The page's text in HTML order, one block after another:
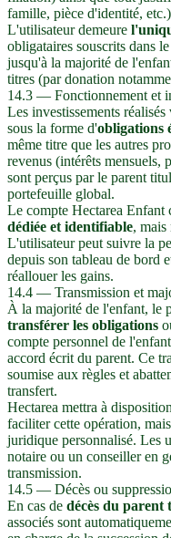
famille, pièce d'identité,
L'utilisateur demeure
obligataires souscrits dans
jusqu'à la majorité de
titres (par donation
14.3 — Fonctionnement et
Les investissements
sous la forme d'obligations
même titre que les autres
revenus (intérêts mensuels,
sont perçus par le parent
portefeuille global.
Le compte Hectarea Enfant
dédiée et identifiable, mais
L'utilisateur peut suivre la
depuis son tableau de bord
réallouer les gains.
14.4 — Transmission et
À la majorité de l'enfant, le
transférer les obligations
compte personnel de
accord écrit du parent. Ce
soumise aux règles et
transfert.
Hectarea mettra à
faciliter cette opération,
juridique personnalisé. Les
notaire ou un conseiller en
transmission.
14.5 — Décès ou
En cas de décès du parent
associés sont